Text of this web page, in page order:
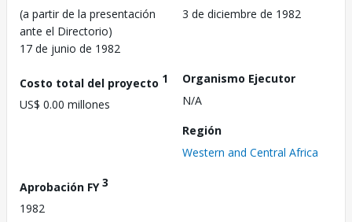
(a partir de la presentación
ante el Directorio)
17 de junio de 1982
3 de diciembre de 1982
Costo total del proyecto 1
US$ 0.00 millones
Organismo Ejecutor
N/A
Región
Western and Central Africa
Aprobación FY3
1982